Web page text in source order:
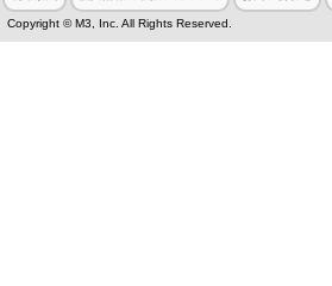
Copyright © M3, Inc. All Rights Reserved.